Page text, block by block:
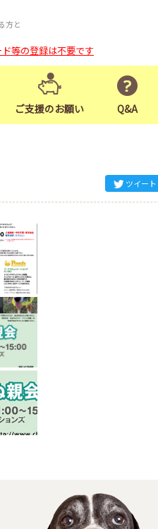
方と
等の登録は不要です
ご支援のお願い Q&A
ツイート